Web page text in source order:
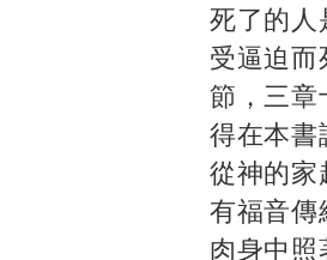
死了的人
受逼迫而
節，三章
得在本書
從神的家
有福音傳
肉身中照